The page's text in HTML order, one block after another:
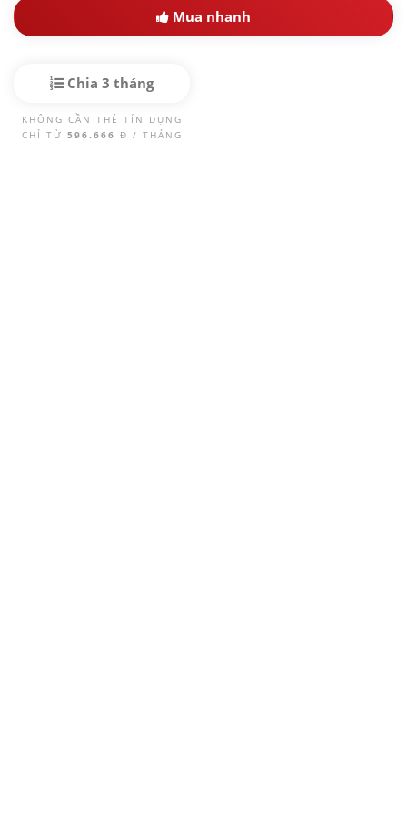
Mua nhanh
Chia 3 tháng
KHÔNG CẦN THẺ TÍN DỤNG
CHỈ TỪ 596.666 Đ / THÁNG